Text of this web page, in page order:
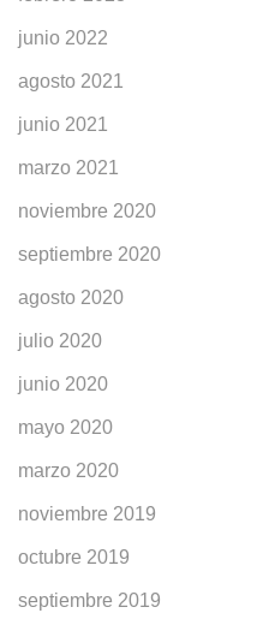
junio 2022
agosto 2021
junio 2021
marzo 2021
noviembre 2020
septiembre 2020
agosto 2020
julio 2020
junio 2020
mayo 2020
marzo 2020
noviembre 2019
octubre 2019
septiembre 2019